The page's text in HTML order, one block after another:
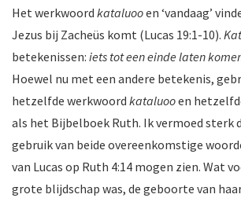
Het werkwoord kataluooen ‘vandaag’
Jezus bij Zacheüs komt (Lucas 19:1-10).
betekenissen: iets tot een einde laten
Hoewel nu met een andere betekenis,
hetzelfde werkwoord kataluooen
als het Bijbelboek Ruth. Ik vermoed sterk
gebruik van beide overeenkomstige
van Lucas op Ruth 4:14 mogen zien. Wat
grote blijdschap was, de geboorte van